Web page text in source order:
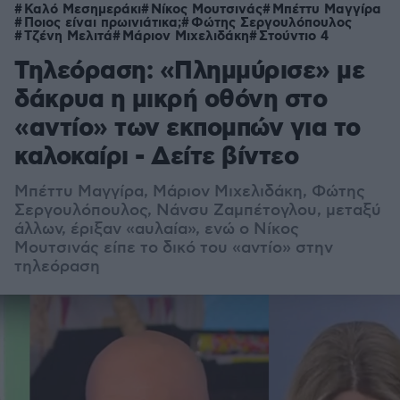
Καλό Μεσημεράκι Νίκος Μουτσινάς Μπέττυ Μαγγίρα
Ποιος είναι πρωινιάτικα; Φώτης Σεργουλόπουλος
Τζένη Μελιτά Μάριον Μιχελιδάκη Στούντιο 4
Τηλεόραση: «Πλημμύρισε» με
δάκρυα η μικρή οθόνη στο
«αντίο» των εκπομπών για το
καλοκαίρι - Δείτε βίντεο
Μπέττυ Μαγγίρα, Μάριον Μιχελιδάκη, Φώτης
Σεργουλόπουλος, Νάνσυ Ζαμπέτογλου, μεταξύ
άλλων, έριξαν «αυλαία», ενώ ο Νίκος
Μουτσινάς είπε το δικό του «αντίο» στην
τηλεόραση